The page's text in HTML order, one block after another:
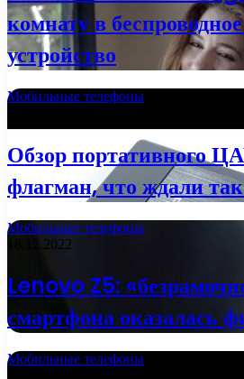
комнату в
устройство
Мобильные телефоны
Обзор портативного
флагман, что ждали
Мобильные телефоны
18.12.2022
Lenovo Z5:
смартфона оказалась
Мобильные телефоны